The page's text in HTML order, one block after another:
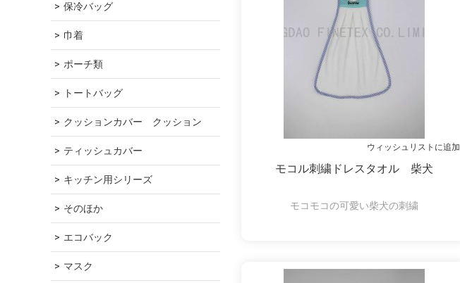
保冷バッグ
巾着
ポーチ類
トートバッグ
クッションカバー　クッション
ティッシュカバー
キッチン用シリーズ
そのほか
エコバック
マスク
ウィッシュリストに追加
モコル刺繍ドレスタオル 柴犬
モコモコの可愛い柴犬の刺繍